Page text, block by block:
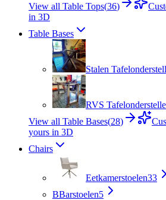
View all Table Tops(36)
in 3D
Table Bases
Stalen
RVS
View all Table Bases(28)
yours in 3D
Chairs
Eetkamerstoelen33
BBarstoelen5